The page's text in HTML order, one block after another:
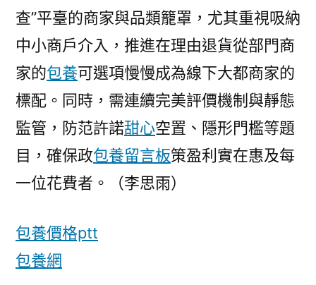
查”平臺的商家與品類籠罩，尤其重視吸納
中小商戶介入，推進在理由退貨從部門商
家的包養可選項慢慢成為線下大都商家的
標配。同時，需連續完美評價機制與靜態
監管，防范許諾甜心空置、隱形門檻等題
目，確保政包養留言板策盈利實在惠及每
一位花費者。（李思雨）
包養價格ptt
包養網